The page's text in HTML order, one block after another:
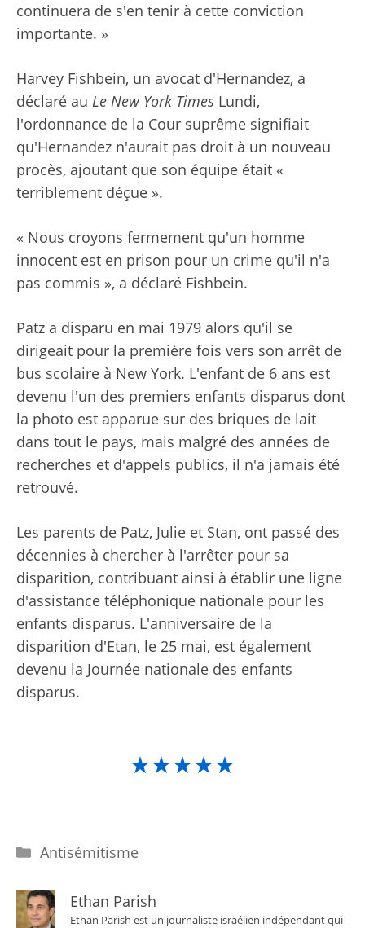
continuera de s'en tenir à cette conviction
importante. »
Harvey Fishbein, un avocat d'Hernandez, a
déclaré au Le New York Times Lundi,
l'ordonnance de la Cour suprême signifiait
qu'Hernandez n'aurait pas droit à un nouveau
procès, ajoutant que son équipe était «
terriblement déçue ».
« Nous croyons fermement qu'un homme
innocent est en prison pour un crime qu'il n'a
pas commis », a déclaré Fishbein.
Patz a disparu en mai 1979 alors qu'il se
dirigeait pour la première fois vers son arrêt de
bus scolaire à New York. L'enfant de 6 ans est
devenu l'un des premiers enfants disparus dont
la photo est apparue sur des briques de lait
dans tout le pays, mais malgré des années de
recherches et d'appels publics, il n'a jamais été
retrouvé.
Les parents de Patz, Julie et Stan, ont passé des
décennies à chercher à l'arrêter pour sa
disparition, contribuant ainsi à établir une ligne
d'assistance téléphonique nationale pour les
enfants disparus. L'anniversaire de la
disparition d'Etan, le 25 mai, est également
devenu la Journée nationale des enfants
disparus.
★★★★★
Catégories
Antisémitisme
Ethan Parish
Ethan Parish est un journaliste israélien indépendant qui